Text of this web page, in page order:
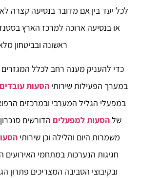
לכל יעד בין אם מדובר בנסיעה קצרה
או בנסיעה ארוכה למרכז הארץ
ראשונה ובביטחון
כדי להעניק מענה רחב לכלל המגזרים
במערך הפעילות שירותיהסעות
במפעלי הגליל המערבי ובמרכזים
שלהסעות למפעלים הדורשים
משמרות היום והלילה וכן שירותי
חגיגות הנערכות במתחמי האירועים
ובקיבוצי הסביבה המצריכים פתרון